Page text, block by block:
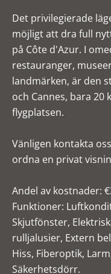
Det privilegierade
möjligt att dra full
på Côte d'Azur. I
restauranger,
landmärken, är den
och Cannes, bara
flygplatsen.
Vänligen kontakta
ordna en privat
Andel av kostnader:
Funktioner:
Skjutfönster,
rulljalusier, Extern
Hiss, Fiberoptik,
Säkerhetsdörr.